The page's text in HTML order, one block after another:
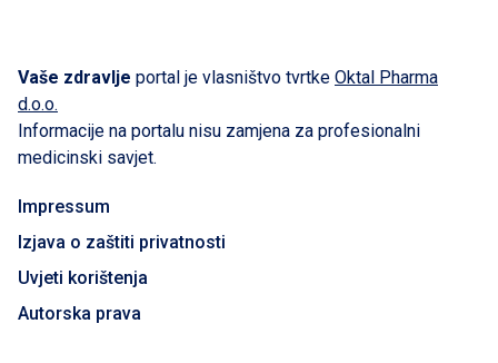
Vaše zdravlje portal je vlasništvo tvrtke Oktal Pharma
d.o.o.
Informacije na portalu nisu zamjena za profesionalni
medicinski savjet.
Impressum
Izjava o zaštiti privatnosti
Uvjeti korištenja
Autorska prava